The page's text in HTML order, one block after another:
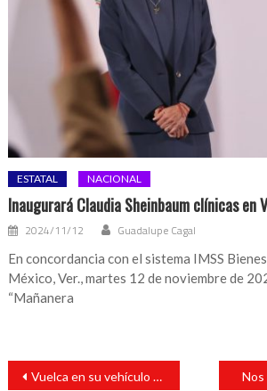
ESTATAL NACIONAL
Inaugurará Claudia Sheinbaum clínicas en
2024/11/12 Guadalupe Cagal
En concordancia con el sistema IMSS
México, Ver., martes 12 de noviembre de
“Mañanera
Navegación
Vuelca en su vehículo sobre camino de terracería Nos